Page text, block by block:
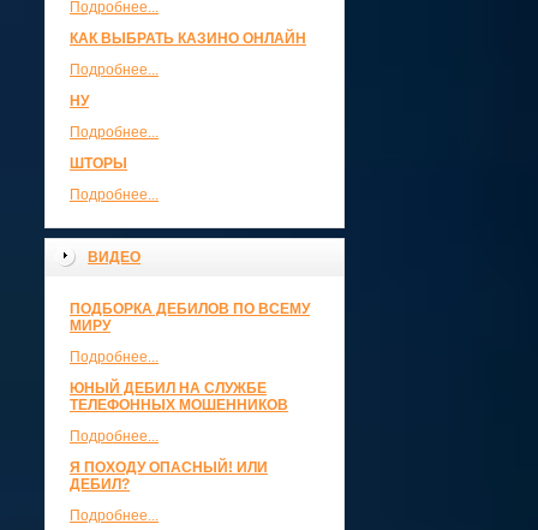
Подробнее...
КАК ВЫБРАТЬ КАЗИНО ОНЛАЙН
Подробнее...
НУ
Подробнее...
ШТОРЫ
Подробнее...
ВИДЕО
ПОДБОРКА ДЕБИЛОВ ПО ВСЕМУ
МИРУ
Подробнее...
ЮНЫЙ ДЕБИЛ НА СЛУЖБЕ
ТЕЛЕФОННЫХ МОШЕННИКОВ
Подробнее...
Я ПОХОДУ ОПАСНЫЙ! ИЛИ
ДЕБИЛ?
Подробнее...